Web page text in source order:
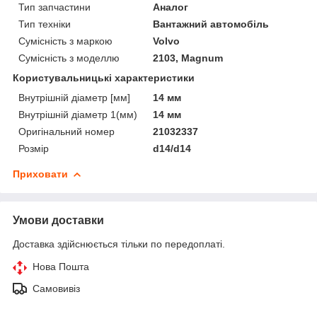
Тип запчастини
Аналог
Тип техніки
Вантажний автомобіль
Сумісність з маркою
Volvo
Сумісність з моделлю
2103, Magnum
Користувальницькі характеристики
Внутрішній діаметр [мм]
14 мм
Внутрішній діаметр 1(мм)
14 мм
Оригінальний номер
21032337
Розмір
d14/d14
Приховати
Умови доставки
Доставка здійснюється тільки по передоплаті.
Нова Пошта
Самовивіз